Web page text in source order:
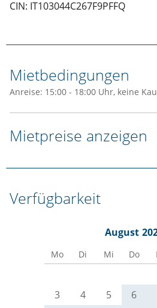
CIN: IT103044C267F9PFFQ
Mietbedingungen
Anreise: 15:00 - 18:00 Uhr, keine
Mietpreise anzeigen
Verfügbarkeit
August
Mo Di Mi Do
3
4 5 6